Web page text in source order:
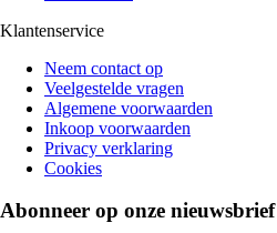
Klantenservice
Neem contact op
Veelgestelde vragen
Algemene voorwaarden
Inkoop voorwaarden
Privacy verklaring
Cookies
Abonneer op onze nieuwsbrief